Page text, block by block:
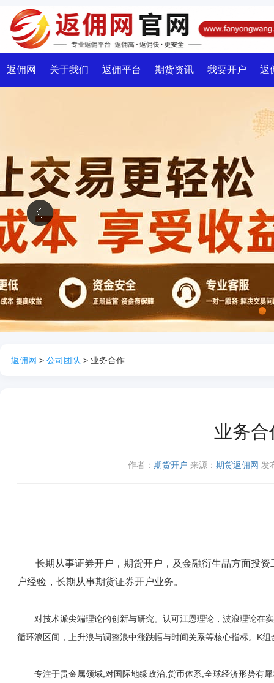
返佣网 关于我们 返佣平台 期货资讯 我要开户 返
1
返佣网 > 公司团队 > 业务合作
业务合
作者： 期货开户 来源： 期货返佣网 发
长期从事证券开户，期货开户，及金融衍生品方面投
户经验，长期从事期货证券开户业务。
对技术派尖端理论的创新与研究。认可江恩理论，波浪理论在
循环浪区间，上升浪与调整浪中涨跌幅与时间关系等核心指标。K
专注于贵金属领域,对国际地缘政治,货币体系,全球经济形势有犀